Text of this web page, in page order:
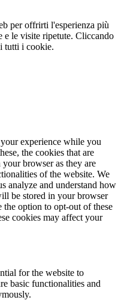
per offrirti l'esperienza più
e le visite ripetute. Cliccando
tutti i cookie.
experience while you
the cookies that are
your browser as they are
of the website. We
analyze and understand how
be stored in your browser
option to opt-out of these
cookies may affect your
for the website to
basic functionalities and